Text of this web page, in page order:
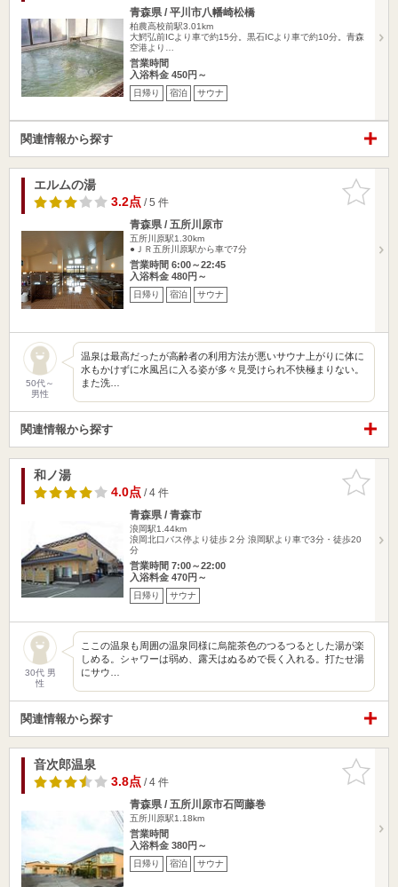
青森県 / 平川市八幡崎松橋
柏農高校前駅3.01km
大鰐弘前ICより車で約15分。黒石ICより車で約10分。青森
空港より…
営業時間
入浴料金 450円～
日帰り 宿泊 サウナ
関連情報から探す
お気に入
りに追加
エルムの湯
3.2点/ 5 件
青森県 / 五所川原市
五所川原駅1.30km
●ＪＲ五所川原駅から車で7分
営業時間 6:00～22:45
入浴料金 480円～
日帰り 宿泊 サウナ
50代～
男性
温泉は最高だったが高齢者の利用方法が悪いサウナ上がりに体に
水もかけずに水風呂に入る姿が多々見受けられ不快極まりない。
また洗…
関連情報から探す
お気に入
りに追加
和ノ湯
4.0点/ 4 件
青森県 / 青森市
浪岡駅1.44km
浪岡北口バス停より徒歩２分 浪岡駅より車で3分・徒歩20
分
営業時間 7:00～22:00
入浴料金 470円～
日帰り サウナ
30代 男
性
ここの温泉も周囲の温泉同様に烏龍茶色のつるつるとした湯が楽
しめる。シャワーは弱め、露天はぬるめで長く入れる。打たせ湯
にサウ…
関連情報から探す
お気に入
りに追加
音次郎温泉
3.8点/ 4 件
青森県 / 五所川原市石岡藤巻
五所川原駅1.18km
営業時間
入浴料金 380円～
日帰り 宿泊 サウナ